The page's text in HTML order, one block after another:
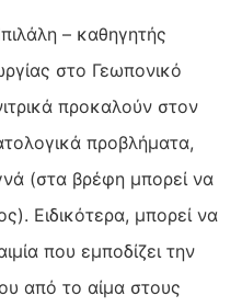
– καθηγητής
στο Γεωπονικό
προκαλούν στον
προβλήματα,
(στα βρέφη μπορεί να
Ειδικότερα, μπορεί να
που εμποδίζει την
από το αίμα στους